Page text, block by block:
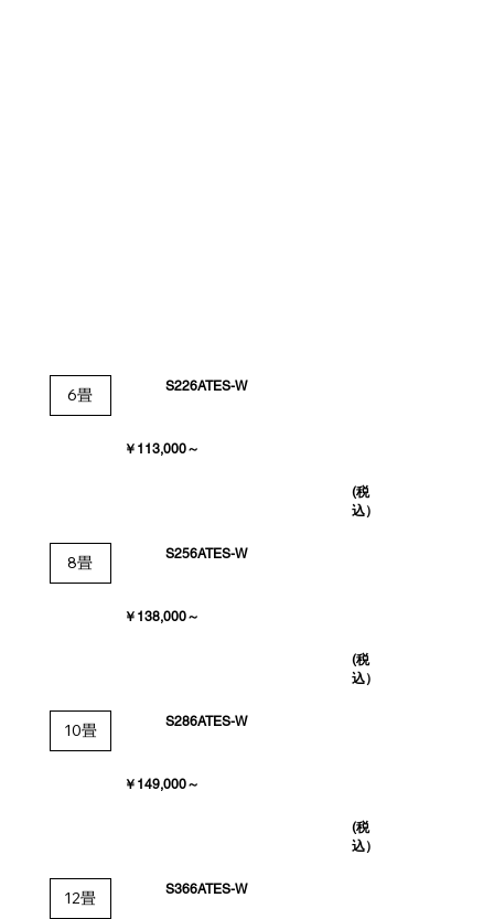
6畳 S226ATES-W
￥113,000～
(税
込）
8畳 S256ATES-W
￥138,000～
(税
込）
10畳 S286ATES-W
￥149,000～
(税
込）
12畳 S366ATES-W